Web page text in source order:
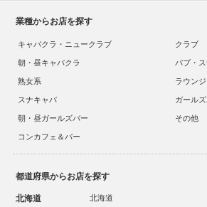
業種からお店を探す
キャバクラ・ニュークラブ
クラブ
朝・昼キャバクラ
パブ・
熟女系
ラウンジ
スナキャバ
ガール
朝・昼ガールズバー
その他
コンカフェ＆バー
都道府県からお店を探す
北海道 北海道